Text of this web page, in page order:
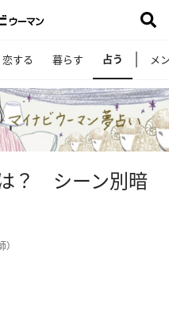
恋する 暮らす 占う メ
？ シーン別暗